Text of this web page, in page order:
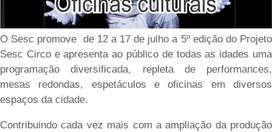
O Sesc promove de 12 a 17 de julho a 5º edição do Projeto
Sesc Circo e apresenta ao público de todas as idades uma
programação diversificada, repleta de performances,
mesas redondas, espetáculos eoficinas em diversos
espaços da cidade.
Contribuindo cada vez mais com a ampliação da produção